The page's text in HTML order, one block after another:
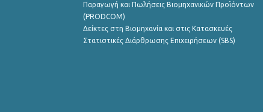
Παραγωγή και Πωλήσεις Βιομηχανικών Προϊόντων
(PRODCOM)
Δείκτες στη Βιομηχανία και στις Κατασκευές
Στατιστικές Διάρθρωσης Επιχειρήσεων (SBS)